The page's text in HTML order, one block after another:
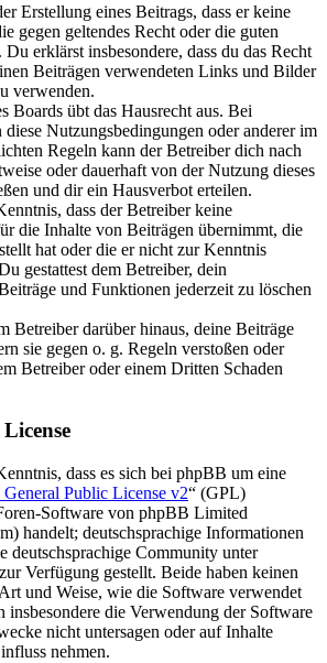
Erstellung eines Beitrags, dass er keine
gegen geltendes Recht oder die guten
Du erklärst insbesondere, dass du das Recht
Beiträgen verwendeten Links und Bilder
verwenden.
Boards übt das Hausrecht aus. Bei
diese Nutzungsbedingungen oder anderer im
Regeln kann der Betreiber dich nach
oder dauerhaft von der Nutzung dieses
und dir ein Hausverbot erteilen.
dass der Betreiber keine
die Inhalte von Beiträgen übernimmt, die
hat oder die er nicht zur Kenntnis
gestattest dem Betreiber, dein
und Funktionen jederzeit zu löschen
Betreiber darüber hinaus, deine Beiträge
sie gegen o. g. Regeln verstoßen oder
Betreiber oder einem Dritten Schaden
dass es sich bei phpBB um eine
Public License v2“ (GPL)
Software von phpBB Limited
handelt; deutschsprachige Informationen
deutschsprachige Community unter
Verfügung gestellt. Beide haben keinen
und Weise, wie die Software verwendet
insbesondere die Verwendung der Software
nicht untersagen oder auf Inhalte
nehmen.